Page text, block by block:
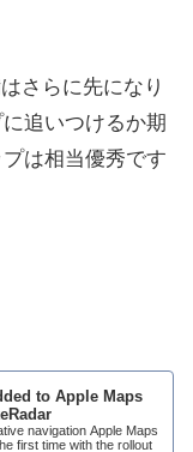
さらに先になり
追いつけるか期
は相当優秀です
to Apple Maps
navigation Apple Maps
first time with the rollout